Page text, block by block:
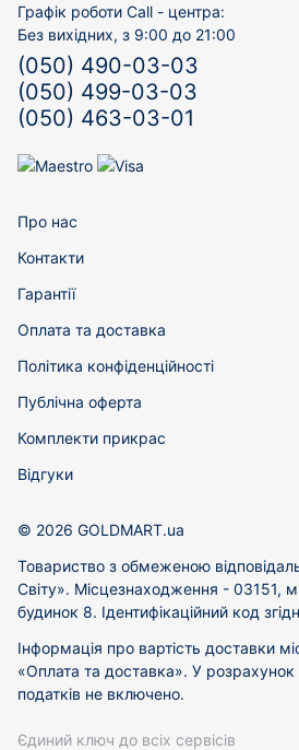
Графік роботи Call - центра:
Без вихідних, з 9:00 до 21:00
(050) 490-03-03
(050) 499-03-03
(050) 463-03-01
Про нас
Контакти
Гарантії
Оплата та доставка
Політика конфіденційності
Публічна оферта
Комплекти прикрас
Відгуки
© 2026 GOLDMART.ua
Товариство з обмеженою
Світу». Місцезнаходження - 03151,
будинок 8. Ідентифікаційний код
Інформація про вартість доставки
«Оплата та доставка». У розрахунок
податків не включено.
Єдиний ключ до всіх сервісів